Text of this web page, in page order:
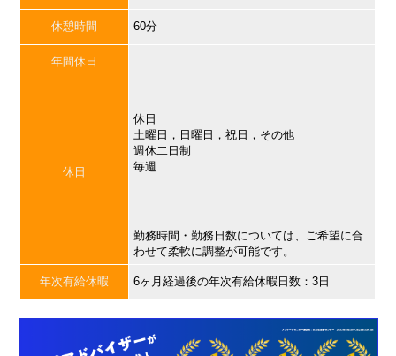
休憩時間 60分
年間休日
休日
休日
土曜日，日曜日，祝日，その他
週休二日制
毎週
勤務時間・勤務日数については、ご希望に合
わせて柔軟に調整が可能です。
年次有給休暇 6ヶ月経過後の年次有給休暇日数：3日